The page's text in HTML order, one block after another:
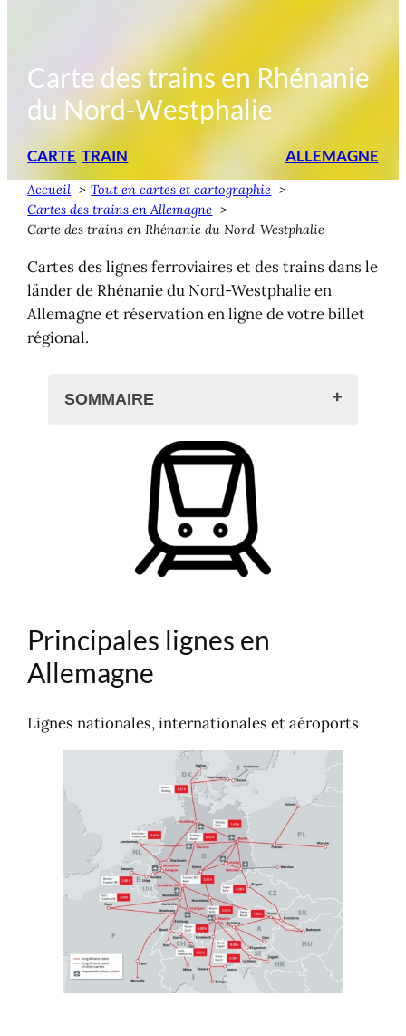
Carte des trains en Rhénanie
du Nord-Westphalie
CARTE TRAIN ALLEMAGNE
Accueil
Tout en cartes et cartographie
Cartes des trains en Allemagne
Carte des trains en Rhénanie du Nord-Westphalie
Cartes des lignes ferroviaires et des trains dans le
länder de Rhénanie du Nord-Westphalie en
Allemagne et réservation en ligne de votre billet
régional.
SOMMAIRE
Principales lignes en Allemagne
Carte des trains en Rhénanie du Nord-
Westphalie
Lignes de trains régionaux
Billets de trains en Rhénanie du Nord-
Westphalie
Principales lignes en
Allemagne
Lignes nationales, internationales et aéroports